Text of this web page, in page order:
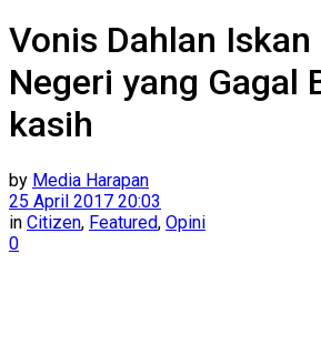
Vonis Dahlan Iskan
Negeri yang Gagal
kasih
by Media Harapan
25 April 2017 20:03
in Citizen, Featured, Opini
0